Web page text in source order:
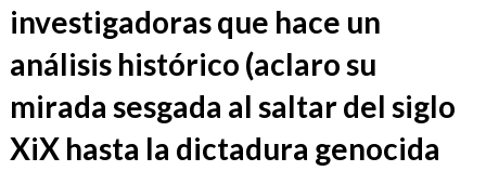
investigadoras que hace un
análisis histórico (aclaro su
mirada sesgada al saltar del siglo
XiX hasta la dictadura genocida